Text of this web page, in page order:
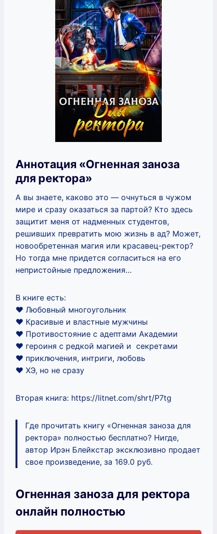
Аннотация «Огненная заноза
для ректора»
А вы знаете, каково это — очнуться в чужом
мире и сразу оказаться за партой? Кто здесь
защитит меня от надменных студентов,
решивших превратить мою жизнь в ад? Может,
новообретенная магия или красавец-ректор?
Но тогда мне придется согласиться на его
непристойные предложения…
В книге есть:
‍❤️ Любовный многоугольник
‍❤️‍ Красивые и властные мужчины
‍❤️‍ Противостояние с адептами Академии
‍❤️‍ героиня с редкой магией и секретами
‍❤️‍ приключения, интриги, любовь
‍❤️‍ ХЭ, но не сразу
Вторая книга: https://litnet.com/shrt/P7tg
Где прочитать книгу «Огненная заноза для
ректора» полностью бесплатно? Нигде,
автор Ирэн Блейкстар эксклюзивно продает
свое произведение, за 169.0 руб.
Огненная заноза для ректора
онлайн полностью